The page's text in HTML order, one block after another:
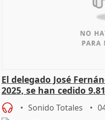
El delegado José
2025, se han cedido
Sonido Totales